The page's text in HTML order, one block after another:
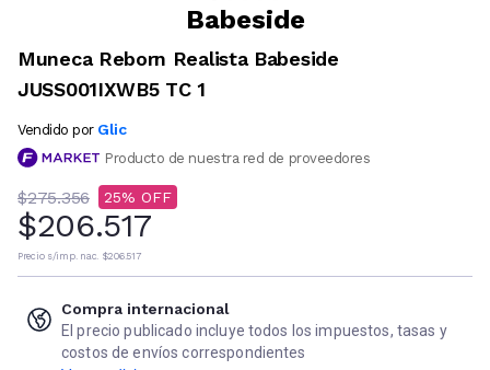
Babeside
Muneca Reborn Realista Babeside
JUSS001IXWB5 TC 1
Vendido por Glic
Producto de nuestra red de proveedores
$275.356 25
$206.517
Precio s/imp. nac. $206.517
Compra internacional
El precio publicado incluye todos los impuestos, tasas y
costos de envíos correspondientes